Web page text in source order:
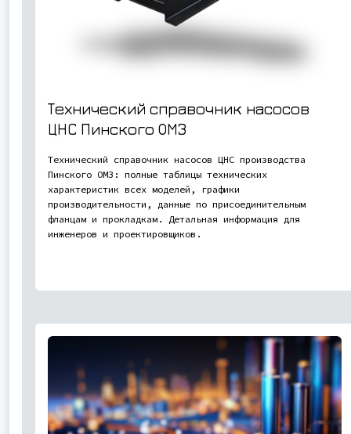
Технический справочник насосов
ЦНС Пинского ОМЗ
Технический справочник насосов ЦНС производства
Пинского ОМЗ: полные таблицы технических
характеристик всех моделей, графики
производительности, данные по присоединительным
фланцам и прокладкам. Детальная информация для
инженеров и проектировщиков.